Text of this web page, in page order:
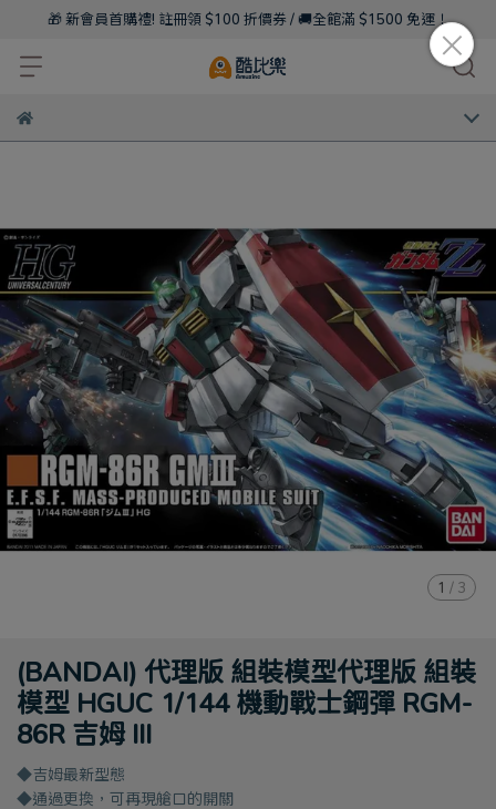
🎁 新會員首購禮! 註冊領 $100 折價券 / 🚚全館滿 $1500 免運！
1 / 3
(BANDAI) 代理版 組裝模型代理版 組裝
模型 HGUC 1/144 機動戰士鋼彈 RGM-
86R 吉姆 III
◆吉姆最新型態
◆通過更換，可再現艙口的開關